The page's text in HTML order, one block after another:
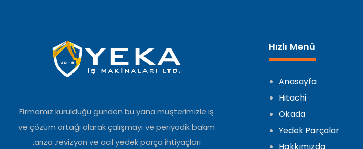
Firmamız kurulduğu günden bu yana müşterimizle iş
ve çözüm ortağı olarak çalışmayı ve periyodik bakım
,arıza ,revizyon ve acil yedek parça ihtiyaçları
Hızlı Menü
Anasayfa
Hitachi
Okada
Yedek Parçalar
Hakkımızda